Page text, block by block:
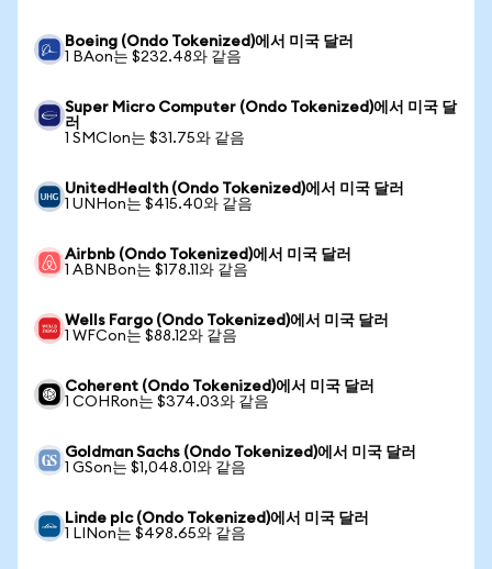
Boeing (Ondo Tokenized)에서 미국 달러
1 BAon는 $232.48와 같음
Super Micro Computer (Ondo Tokenized)에서 미국 달
러
1 SMCIon는 $31.75와 같음
UnitedHealth (Ondo Tokenized)에서 미국 달러
1 UNHon는 $415.40와 같음
Airbnb (Ondo Tokenized)에서 미국 달러
1 ABNBon는 $178.11와 같음
Wells Fargo (Ondo Tokenized)에서 미국 달러
1 WFCon는 $88.12와 같음
Coherent (Ondo Tokenized)에서 미국 달러
1 COHRon는 $374.03와 같음
Goldman Sachs (Ondo Tokenized)에서 미국 달러
1 GSon는 $1,048.01와 같음
Linde plc (Ondo Tokenized)에서 미국 달러
1 LINon는 $498.65와 같음